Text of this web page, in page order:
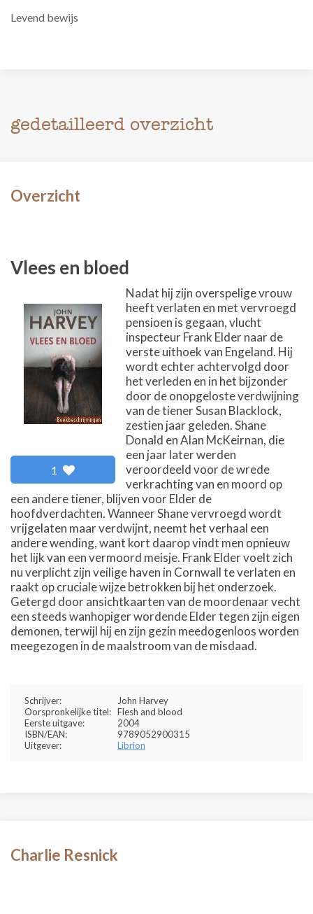
Levend bewijs
gedetailleerd overzicht
Overzicht
Vlees en bloed
1
Nadat hij zijn overspelige vrouw
heeft verlaten en met vervroegd
pensioen is gegaan, vlucht
inspecteur Frank Elder naar de
verste uithoek van Engeland. Hij
wordt echter achtervolgd door
het verleden en in het bijzonder
door de onopgeloste verdwijning
van de tiener Susan Blacklock,
zestien jaar geleden. Shane
Donald en Alan McKeirnan, die
een jaar later werden
veroordeeld voor de wrede
verkrachting van en moord op
een andere tiener, blijven voor Elder de
hoofdverdachten. Wanneer Shane vervroegd wordt
vrijgelaten maar verdwijnt, neemt het verhaal een
andere wending, want kort daarop vindt men opnieuw
het lijk van een vermoord meisje. Frank Elder voelt zich
nu verplicht zijn veilige haven in Cornwall te verlaten en
raakt op cruciale wijze betrokken bij het onderzoek.
Getergd door ansichtkaarten van de moordenaar vecht
een steeds wanhopiger wordende Elder tegen zijn eigen
demonen, terwijl hij en zijn gezin meedogenloos worden
meegezogen in de maalstroom van de misdaad.
Schrijver:
John Harvey
Oorspronkelijke titel: Flesh and blood
Eerste uitgave:
2004
ISBN/EAN:
9789052900315
Uitgever:
Librion
Charlie Resnick